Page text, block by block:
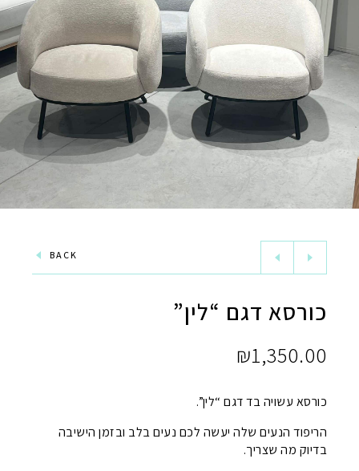
BACK
כורסא דגם “לין”
₪1,350.00
כורסא עשויה בד דגם “לין”.
הריפוד הנעים שלה יעשה לכם נעים בלב ובזמן הישיבה
בדיוק מה שצריך.